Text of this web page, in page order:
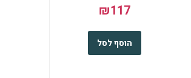
₪117
הוסף לסל